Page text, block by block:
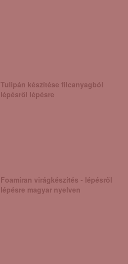
Tulipán készítése filcanyagból
lépésről lépésre
Foamiran virágkészítés - lépésről
lépésre magyar nyelven